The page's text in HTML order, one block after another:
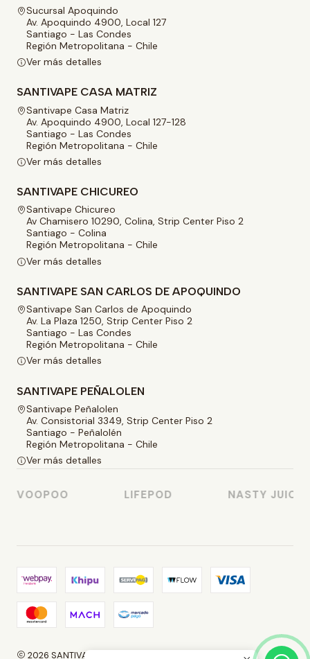
Sucursal Apoquindo
Av. Apoquindo 4900, Local 127
Santiago - Las Condes
Región Metropolitana - Chile
Ver más detalles
SANTIVAPE CASA MATRIZ
Santivape Casa Matriz
Av. Apoquindo 4900, Local 127-128
Santiago - Las Condes
Región Metropolitana - Chile
Ver más detalles
SANTIVAPE CHICUREO
Santivape Chicureo
Av Chamisero 10290, Colina, Strip Center Piso 2
Santiago - Colina
Región Metropolitana - Chile
Ver más detalles
SANTIVAPE SAN CARLOS DE APOQUINDO
Santivape San Carlos de Apoquindo
Av. La Plaza 1250, Strip Center Piso 2
Santiago - Las Condes
Región Metropolitana - Chile
Ver más detalles
SANTIVAPE PEÑALOLEN
Santivape Peñalolen
Av. Consistorial 3349, Strip Center Piso 2
Santiago - Peñalolén
Región Metropolitana - Chile
Ver más detalles
VOOPOO LIFEPOD NASTY JUICE
2026 SANTIVAPE.